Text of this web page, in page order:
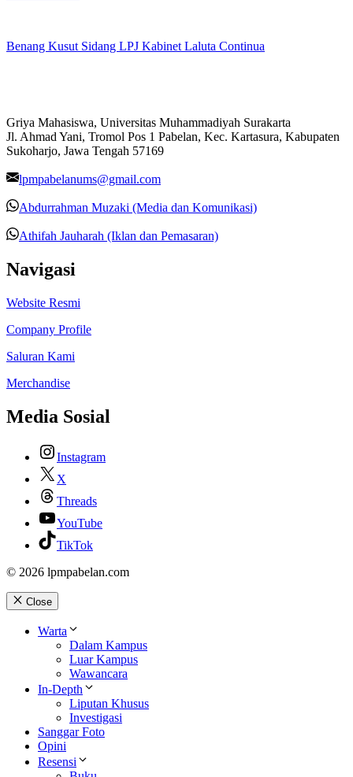
Benang Kusut Sidang LPJ Kabinet Laluta Continua
Griya Mahasiswa, Universitas Muhammadiyah Surakarta
Jl. Ahmad Yani, Tromol Pos 1 Pabelan, Kec. Kartasura, Kabupaten
Sukoharjo, Jawa Tengah 57169
lpmpabelanums@gmail.com
Abdurrahman Muzaki (Media dan Komunikasi)
Athifah Jauharah (Iklan dan Pemasaran)
Navigasi
Website Resmi
Company Profile
Saluran Kami
Merchandise
Media Sosial
Instagram
X
Threads
YouTube
TikTok
© 2026 lpmpabelan.com
Close
Warta
Dalam Kampus
Luar Kampus
Wawancara
In-Depth
Liputan Khusus
Investigasi
Sanggar Foto
Opini
Resensi